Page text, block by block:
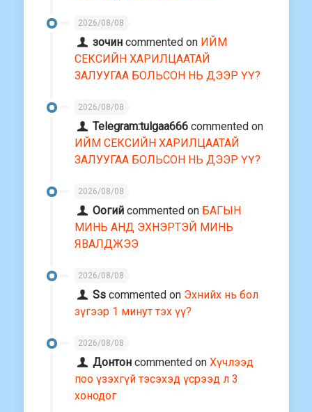
2026/08/08
зочин commented on ИЙМ
СЕКСИЙН ХАРИЛЦААТАЙ
ЗАЛУУГАА БОЛЬСОН НЬ ДЭЭР ҮҮ?
2026/08/08
Telegram:tulgaa666 commented on
ИЙМ СЕКСИЙН ХАРИЛЦААТАЙ
ЗАЛУУГАА БОЛЬСОН НЬ ДЭЭР ҮҮ?
2026/08/08
Оогий commented on БАГЫН
МИНЬ АНД ЭХНЭРТЭЙ МИНЬ
ЯВАЛДЖЭЭ
2026/08/08
Ss commented on Эхнийх нь бол
зүгээр 1 минут тэх үү?
2026/08/08
Донтон commented onХүчлээд
поо үзэхгүй тэсэхэд үсрээд л 3
хонодог